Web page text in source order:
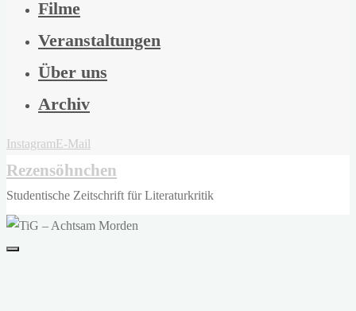
Filme
Veranstaltungen
Über uns
Archiv
InstagramE-Mail
Rezensöhnchen
Studentische Zeitschrift für Literaturkritik